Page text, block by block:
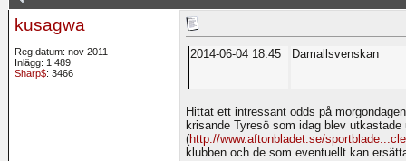
kusagwa
Reg.datum: nov 2011
Inlägg: 1 489
Sharp$: 3466
2014-06-04 18:45 Damallsvenskan
Hittat ett intressant odds på
krisande Tyresö som idag blev
(http://www.aftonbladet.se/
klubben och de som eventuellt kan